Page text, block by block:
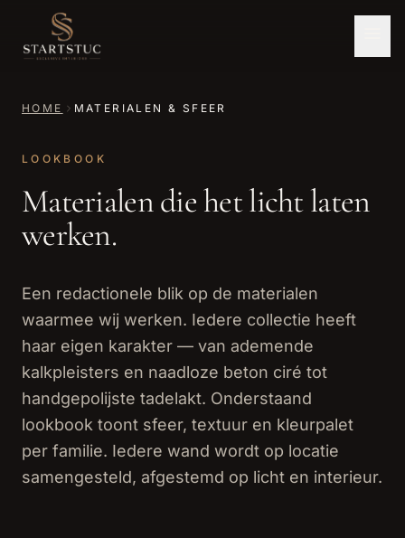
HOME MATERIALEN & SFEER
LOOKBOOK
Materialen die het licht laten
werken.
Een redactionele blik op de materialen
waarmee wij werken. Iedere collectie heeft
haar eigen karakter — van ademende
kalkpleisters en naadloze beton ciré tot
handgepolijste tadelakt. Onderstaand
lookbook toont sfeer, textuur en kleurpalet
per familie. Iedere wand wordt op locatie
samengesteld, afgestemd op licht en interieur.